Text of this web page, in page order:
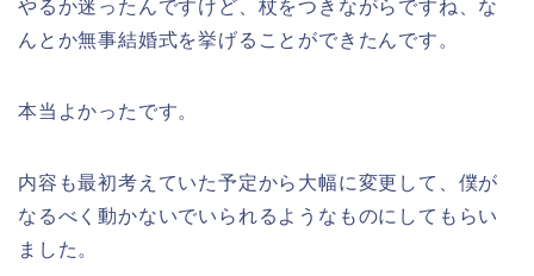
やるか迷ったんですけど、杖をつきながらですね、な
んとか無事結婚式を挙げることができたんです。
本当よかったです。
内容も最初考えていた予定から大幅に変更して、僕が
なるべく動かないでいられるようなものにしてもらい
ました。